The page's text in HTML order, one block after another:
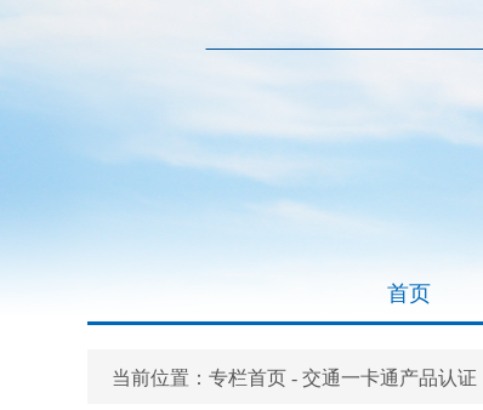
首页
当前位置： 专栏首页 - 交通一卡通产品认证